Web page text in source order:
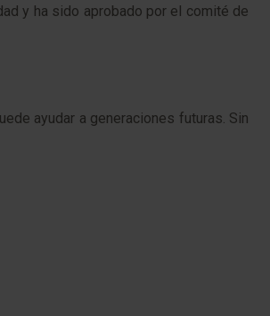
y ha sido aprobado por el comité de
ayudar a generaciones futuras. Sin